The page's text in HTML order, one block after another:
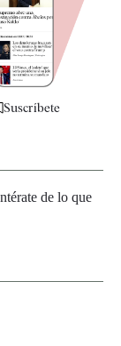
Suscríbete
de lo que